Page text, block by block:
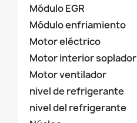
Módulo EGR
Módulo enfriamiento
Motor eléctrico
Motor interior soplador
Motor ventilador
nivel de refrigerante
nivel del refrigerante